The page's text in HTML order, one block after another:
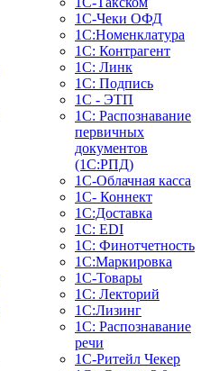
1С-Чеки ОФД
1С:Номенклатура
1С: Контрагент
1С: Линк
1С: Подпись
1С - ЭТП
1С: Распознавание
первичных
документов
(1С:РПД)
1С-Облачная касса
1С- Коннект
1С:Доставка
1С: EDI
1С: Финотчетность
1С:Маркировка
1С-Товары
1С: Лекторий
1С:Лизинг
1С: Распознавание
речи
1C-Ритейл Чекер